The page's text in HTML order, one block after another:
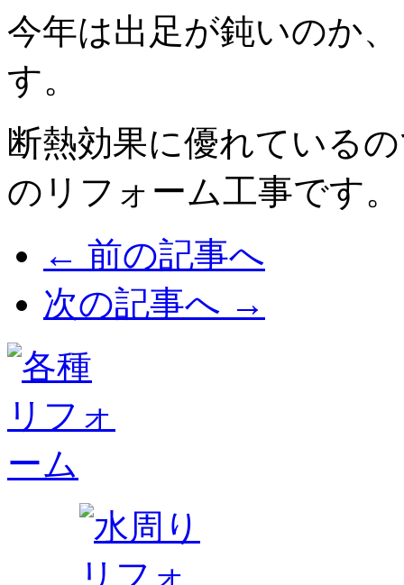
今年は出足が鈍いのか
す。
断熱効果に優れている
のリフォーム工事です。
← 前の記事へ
次の記事へ →